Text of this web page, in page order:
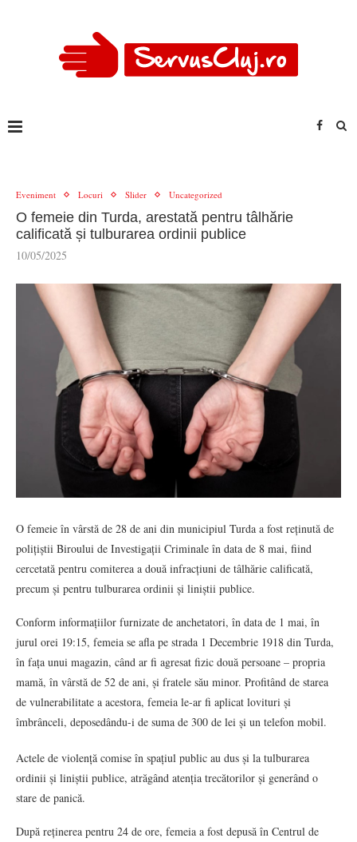
Eveniment Locuri Slider Uncategorized
O femeie din Turda, arestată pentru tâlhărie
calificată și tulburarea ordinii publice
10/05/2025
O femeie în vârstă de 28 de ani din municipiul Turda a fost reținută de
polițiștii Biroului de Investigații Criminale în data de 8 mai, fiind
cercetată pentru comiterea a două infracțiuni de tâlhărie calificată,
precum și pentru tulburarea ordinii și liniștii publice.
Conform informațiilor furnizate de anchetatori, în data de 1 mai, în
jurul orei 19:15, femeia se afla pe strada 1 Decembrie 1918 din Turda,
în fața unui magazin, când ar fi agresat fizic două persoane – propria
mamă, în vârstă de 52 de ani, și fratele său minor. Profitând de starea
de vulnerabilitate a acestora, femeia le-ar fi aplicat lovituri și
îmbrânceli, deposedându-i de suma de 300 de lei și un telefon mobil.
Actele de violență comise în spațiul public au dus și la tulburarea
ordinii și liniștii publice, atrăgând atenția trecătorilor și generând o
stare de panică.
După reținerea pentru 24 de ore, femeia a fost depusă în Centrul de